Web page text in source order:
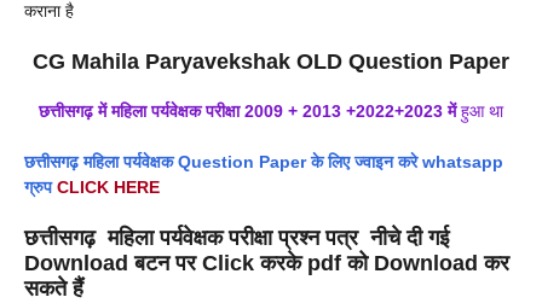
कराना है
CG Mahila Paryavekshak OLD Question Paper
छत्तीसगढ़ मेंमहिलापर्यवेक्षकपरीक्षा 2009 + 2013 +2022+2023 मेंहुआ था
छत्तीसगढ़ महिला पर्यवेक्षक Question Paper के लिए ज्वाइन करे whatsapp
ग्रुपCLICK HERE
छत्तीसगढ़महिलापर्यवेक्षक परीक्षा प्रश्न पत्र नीचे दी गई
Downloadबटन पर Clickकरके pdf को Download कर
सकते हैं